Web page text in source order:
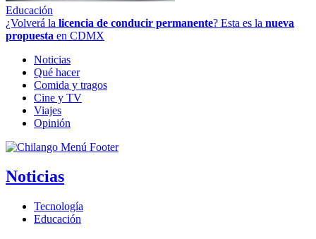
Educación
¿Volverá la licencia de conducir permanente? Esta es la nueva
propuesta en CDMX
Noticias
Qué hacer
Comida y tragos
Cine y TV
Viajes
Opinión
Noticias
Tecnología
Educación